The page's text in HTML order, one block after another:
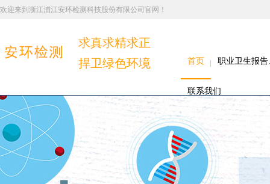
欢迎来到浙江浦江安环检测科技股份有限公司官网！
求真求精求正
捍卫绿色环境
首页 职业卫生报
联系我们